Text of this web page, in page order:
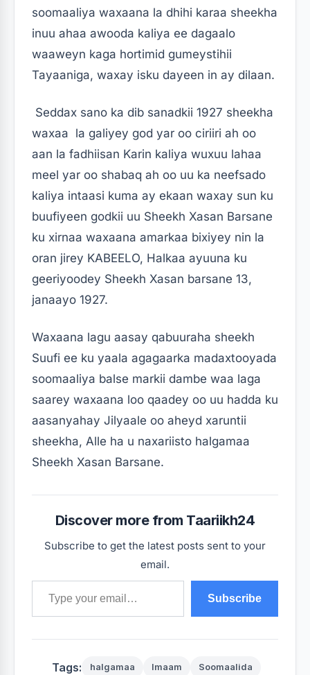
soomaaliya waxaana la dhihi karaa sheekha
inuu ahaa awooda kaliya ee dagaalo
waaweyn kaga hortimid gumeystihii
Tayaaniga, waxay isku dayeen in ay dilaan.
Seddax sano ka dib sanadkii 1927 sheekha
waxaa la galiyey god yar oo ciriiri ah oo
aan la fadhiisan Karin kaliya wuxuu lahaa
meel yar oo shabaq ah oo uu ka neefsado
kaliya intaasi kuma ay ekaan waxay sun ku
buufiyeen godkii uu Sheekh Xasan Barsane
ku xirnaa waxaana amarkaa bixiyey nin la
oran jirey KABEELO, Halkaa ayuuna ku
geeriyoodey Sheekh Xasan barsane 13,
janaayo 1927.
Waxaana lagu aasay qabuuraha sheekh
Suufi ee ku yaala agagaarka madaxtooyada
soomaaliya balse markii dambe waa laga
saarey waxaana loo qaadey oo uu hadda ku
aasanyahay Jilyaale oo aheyd xaruntii
sheekha, Alle ha u naxariisto halgamaa
Sheekh Xasan Barsane.
Discover more from Taariikh24
Subscribe to get the latest posts sent to your
email.
Type your email…
Subscribe
Tags: halgamaa Imaam Soomaalida